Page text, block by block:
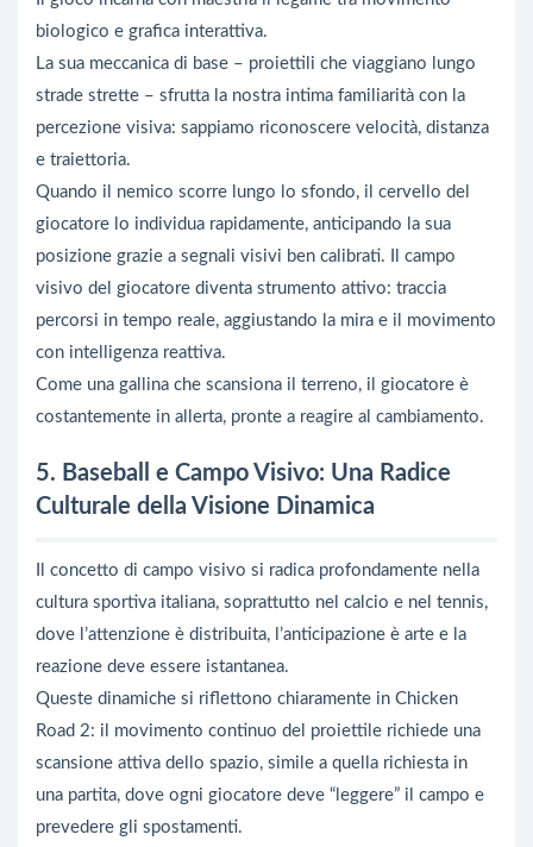
biologico e grafica interattiva.
La sua meccanica di base – proiettili che viaggiano lungo
strade strette – sfrutta la nostra intima familiarità con la
percezione visiva: sappiamo riconoscere velocità, distanza
e traiettoria.
Quando il nemico scorre lungo lo sfondo, il cervello del
giocatore lo individua rapidamente, anticipando la sua
posizione grazie a segnali visivi ben calibrati. Il campo
visivo del giocatore diventa strumento attivo: traccia
percorsi in tempo reale, aggiustando la mira e il movimento
con intelligenza reattiva.
Come una gallina che scansiona il terreno, il giocatore è
costantemente in allerta, pronte a reagire al cambiamento.
5. Baseball e Campo Visivo: Una Radice
Culturale della Visione Dinamica
Il concetto di campo visivo si radica profondamente nella
cultura sportiva italiana, soprattutto nel calcio e nel tennis,
dove l’attenzione è distribuita, l’anticipazione è arte e la
reazione deve essere istantanea.
Queste dinamiche si riflettono chiaramente in Chicken
Road 2: il movimento continuo del proiettile richiede una
scansione attiva dello spazio, simile a quella richiesta in
una partita, dove ogni giocatore deve “leggere” il campo e
prevedere gli spostamenti.